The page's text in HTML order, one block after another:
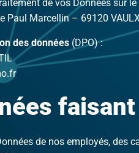
de vos Données sur
Paul Marcellin – 69120
des données (DPO) :
de nos employés, des